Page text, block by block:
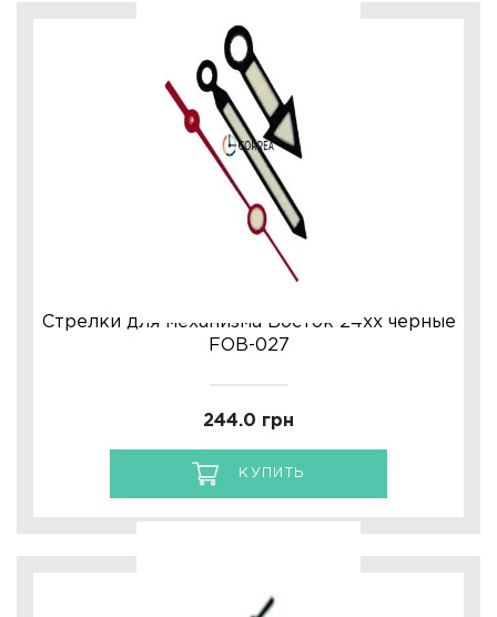
Стрелки для механизма Восток 24хх черные
FOB-027
244.0 грн
КУПИТЬ